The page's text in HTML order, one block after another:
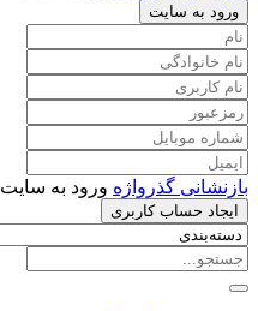
ورود به سایت
بازنشانی گذرواژه ورود به سایت
ایجاد حساب کاربری